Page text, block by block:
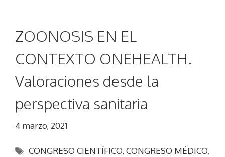
ZOONOSIS EN EL
CONTEXTO ONEHEALTH.
Valoraciones desde la
perspectiva sanitaria
4 marzo, 2021
Etiquetas
CONGRESO CIENTÍFICO,CONGRESO MÉDICO,